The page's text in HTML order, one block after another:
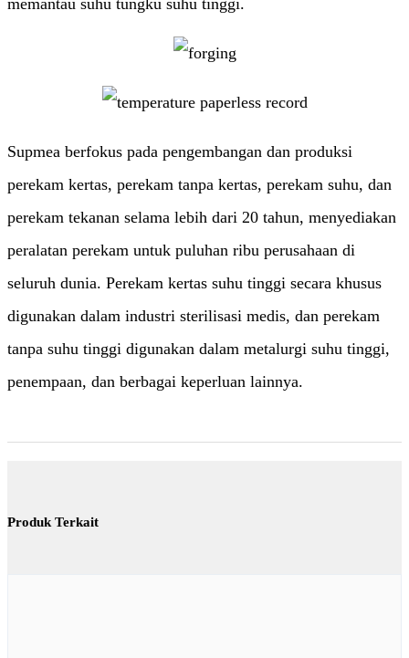
memantau suhu tungku suhu tinggi.
Supmea berfokus pada pengembangan dan produksi
perekam kertas, perekam tanpa kertas, perekam suhu, dan
perekam tekanan selama lebih dari 20 tahun, menyediakan
peralatan perekam untuk puluhan ribu perusahaan di
seluruh dunia. Perekam kertas suhu tinggi secara khusus
digunakan dalam industri sterilisasi medis, dan perekam
tanpa suhu tinggi digunakan dalam metalurgi suhu tinggi,
penempaan, dan berbagai keperluan lainnya.
Produk Terkait